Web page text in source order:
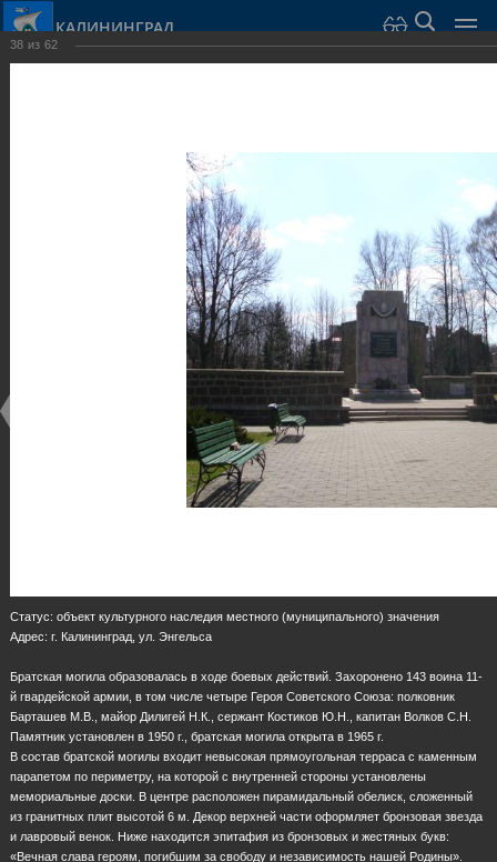
КАЛИНИНГРАД
Достопримечательности
Скульптуры и мемориалы
38 из 62
Статус: объект культурного наследия местного (муниципального) значения
Адрес: г. Калининград, ул. Энгельса
Братская могила образовалась в ходе боевых действий. Захоронено 143 воина 11-
й гвардейской армии, в том числе четыре Героя Советского Союза: полковник
Барташев М.В., майор Дилигей Н.К., сержант Костиков Ю.Н., капитан Волков С.Н.
Памятник установлен в 1950 г., братская могила открыта в 1965 г.
В состав братской могилы входит невысокая прямоугольная терраса с каменным
парапетом по периметру, на которой с внутренней стороны установлены
мемориальные доски. В центре расположен пирамидальный обелиск, сложенный
из гранитных плит высотой 6 м. Декор верхней части оформляет бронзовая звезда
и лавровый венок. Ниже находится эпитафия из бронзовых и жестяных букв:
«Вечная слава героям, погибшим за свободу и независимость нашей Родины».